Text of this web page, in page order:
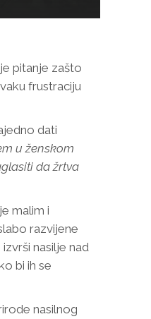
pitanje zašto
frustraciju
dati
u ženskom
da žrtva
malim i
razvijene
nasilje nad
bi ih se
nasilnog